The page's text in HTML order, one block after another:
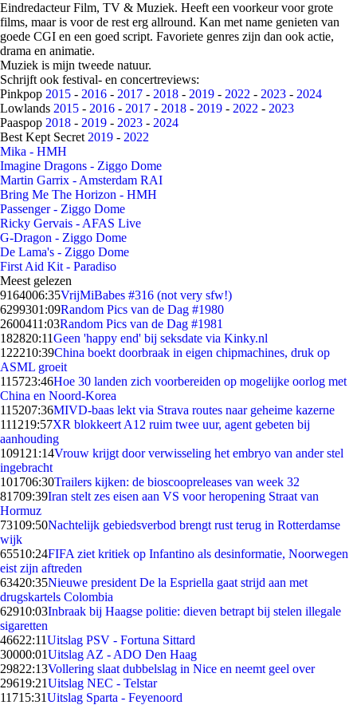
Eindredacteur Film, TV & Muziek. Heeft een voorkeur voor grote
films, maar is voor de rest erg allround. Kan met name genieten van
goede CGI en een goed script. Favoriete genres zijn dan ook actie,
drama en animatie.
Muziek is mijn tweede natuur.
Schrijft ook festival- en concertreviews:
Pinkpop 2015 - 2016 - 2017 - 2018 - 2019 - 2022 - 2023 - 2024
Lowlands 2015 - 2016 - 2017 - 2018 - 2019 - 2022 - 2023
Paaspop 2018 - 2019 - 2023 - 2024
Best Kept Secret 2019 - 2022
Mika - HMH
Imagine Dragons - Ziggo Dome
Martin Garrix - Amsterdam RAI
Bring Me The Horizon - HMH
Passenger - Ziggo Dome
Ricky Gervais - AFAS Live
G-Dragon - Ziggo Dome
De Lama's - Ziggo Dome
First Aid Kit - Paradiso
Meest gelezen
9164006:35VrijMiBabes #316 (not very sfw!)
6299301:09Random Pics van de Dag #1980
2600411:03Random Pics van de Dag #1981
182820:11Geen 'happy end' bij seksdate via Kinky.nl
122210:39China boekt doorbraak in eigen chipmachines, druk op
ASML groeit
115723:46Hoe 30 landen zich voorbereiden op mogelijke oorlog met
China en Noord-Korea
115207:36MIVD-baas lekt via Strava routes naar geheime kazerne
111219:57XR blokkeert A12 ruim twee uur, agent gebeten bij
aanhouding
1091 21:14Vrouw krijgt door verwisseling het embryo van ander stel
ingebracht
101706:30Trailers kijken: de bioscoopreleases van week 32
81709:39Iran stelt zes eisen aan VS voor heropening Straat van
Hormuz
73109:50Nachtelijk gebiedsverbod brengt rust terug in Rotterdamse
wijk
65510:24FIFA ziet kritiek op Infantino als desinformatie, Noorwegen
eist zijn aftreden
63420:35Nieuwe president De la Espriella gaat strijd aan met
drugskartels Colombia
62910:03Inbraak bij Haagse politie: dieven betrapt bij stelen illegale
sigaretten
46622:11Uitslag PSV - Fortuna Sittard
30000:01Uitslag AZ - ADO Den Haag
29822:13Vollering slaat dubbelslag in Nice en neemt geel over
29619:21Uitslag NEC - Telstar
11715:31Uitslag Sparta - Feyenoord